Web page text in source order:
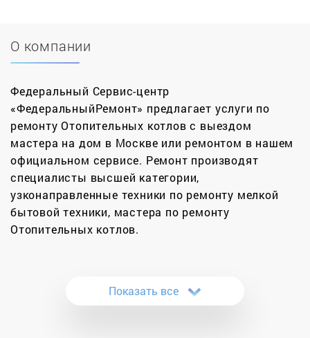
О компании
Федеральный Сервис-центр
«ФедеральныйРемонт» предлагает услуги по
ремонту Отопительных котлов с выездом
мастера на дом в Москве или ремонтом в нашем
официальном сервисе. Ремонт производят
специалисты высшей категории,
узконаправленные техники по ремонту мелкой
бытовой техники, мастера по ремонту
Отопительных котлов.
11000 котлов в Москве и Московской области.
Показать все